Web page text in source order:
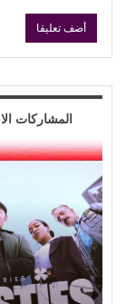
المشاركات